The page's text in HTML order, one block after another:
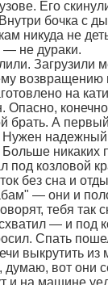
Его
бочка с
никуда не
— не дураки.
Загрузили
на
Опасно,
брать. А
Нужен
никаких
под козловой
без сна и
— они и
тебя так
— и под
Спать
выкрутить из
вот они
и на машине